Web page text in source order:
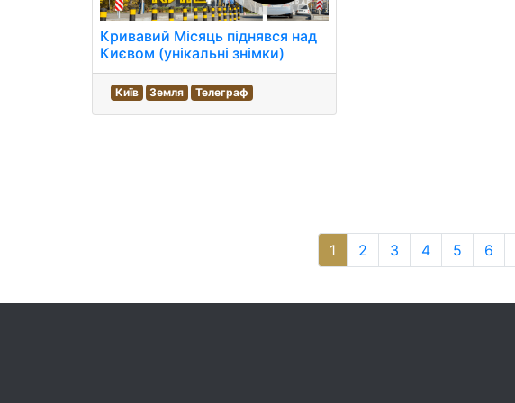
Кривавий Місяць піднявся над
Києвом (унікальні знімки)
Київ Земля Телеграф
1 2 3 4 5 6